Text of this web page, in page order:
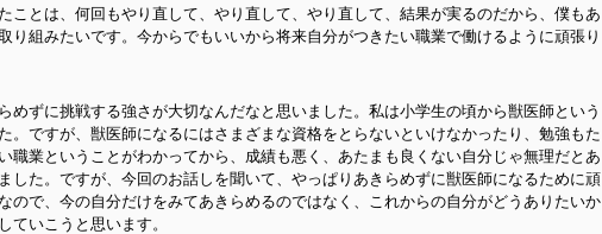
ことは、何回もやり直して、やり直して、やり直して、結果が実るのだから、僕もあ
り組みたいです。今からでもいいから将来自分がつきたい職業で働けるように頑張り
めずに挑戦する強さが大切なんだなと思いました。私は小学生の頃から獣医師という
。ですが、獣医師になるにはさまざまな資格をとらないといけなかったり、勉強もた
職業ということがわかってから、成績も悪く、あたまも良くない自分じゃ無理だとあ
した。ですが、今回のお話しを聞いて、やっぱりあきらめずに獣医師になるために頑
ので、今の自分だけをみてあきらめるのではなく、これからの自分がどうありたいか
ていこうと思います。